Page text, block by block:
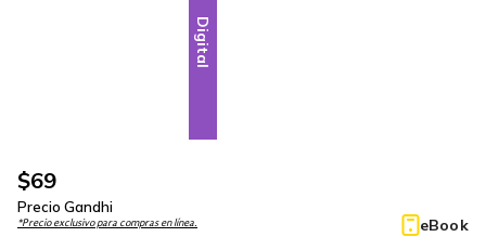
Digital
$69
Precio Gandhi
*Precio exclusivo para compras en línea. eBook